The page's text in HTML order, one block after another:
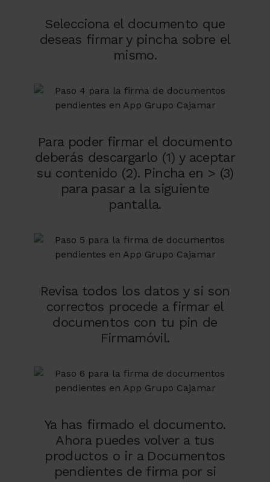
Selecciona el documento que
deseas firmar y pincha sobre el
mismo.
Para poder firmar el documento
deberás descargarlo (1) y aceptar
su contenido (2). Pincha en > (3)
para pasar a la siguiente
pantalla.
Revisa todos los datos y si son
correctos procede a firmar el
documentos con tu pin de
Firmamóvil.
Ya has firmado el documento.
Ahora puedes volver a tus
productos o ir a Documentos
pendientes de firma por si